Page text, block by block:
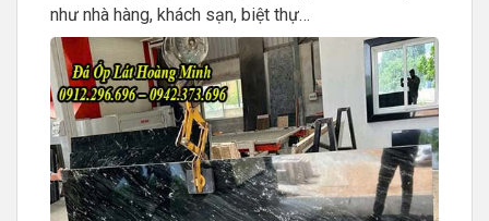
như nhà hàng, khách sạn, biệt thự…